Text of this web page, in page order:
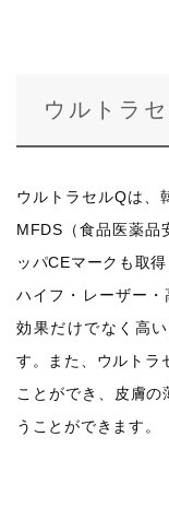
ウルトラ
ウルトラセルQは、
MFDS（食品医薬品
ッパCEマークも取得
ハイフ・レーザー
効果だけでなく高
す。また、ウルトラ
ことができ、皮膚
うことができます。